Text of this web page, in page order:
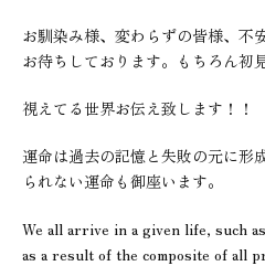
お馴染み様、変わらずの皆様、不
お待ちしております。もちろん初
視えてる世界お伝え致します！！
運命は過去の記憶と失敗の元に形
られない運命も御座います。
We all arrive in a given life, such
as a result of the composite of all